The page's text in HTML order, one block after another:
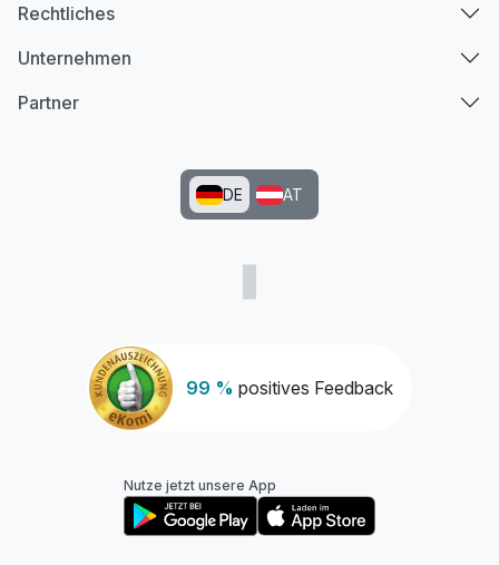
99 % positives Feedback
Rechtliches
Unternehmen
Partner
DE AT
Nutze jetzt unsere App